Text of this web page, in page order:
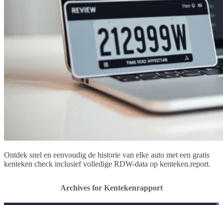
Ontdek snel en eenvoudig de historie van elke auto met een gratis
kenteken check inclusief volledige RDW-data op kenteken.report.
Archives for Kentekenrapport